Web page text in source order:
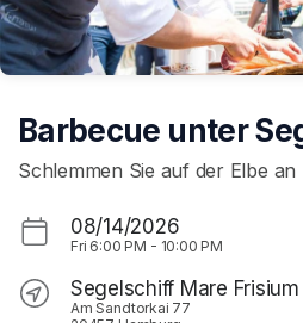
Barbecue unter
Schlemmen Sie auf der Elbe
08/14/2026
Fri 6:00 PM - 10:00 PM
Segelschiff Mare Frisium
Am Sandtorkai 77